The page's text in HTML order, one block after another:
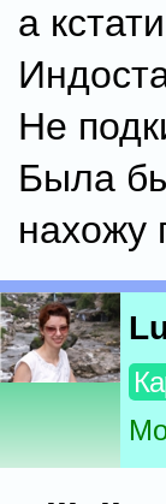
а
Не
Была
нахожу